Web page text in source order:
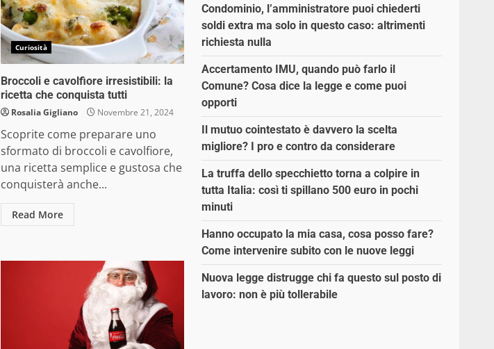
Curiosità
Broccoli e cavolfiore irresistibili: la
ricetta che conquista tutti
Rosalia Gigliano Novembre 21, 2024
Scoprite come preparare uno
sformato di broccoli e cavolfiore,
una ricetta semplice e gustosa che
conquisterà anche...
Read More
Condominio, l’amministratore puoi chiederti
soldi extra ma solo in questo caso: altrimenti
richiesta nulla
Accertamento IMU, quando può farlo il
Comune? Cosa dice la legge e come puoi
opporti
Il mutuo cointestato è davvero la scelta
migliore? I pro e contro da considerare
La truffa dello specchietto torna a colpire in
tutta Italia: così ti spillano 500 euro in pochi
minuti
Hanno occupato la mia casa, cosa posso fare?
Come intervenire subito con le nuove leggi
Nuova legge distrugge chi fa questo sul posto di
lavoro: non è più tollerabile